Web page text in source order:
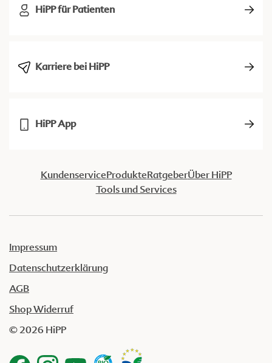
HiPP für Patienten
Karriere bei HiPP
HiPP App
KundenserviceProdukteRatgeberÜber HiPP
Tools und Services
Impressum
Datenschutzerklärung
AGB
Shop Widerruf
© 2026 HiPP